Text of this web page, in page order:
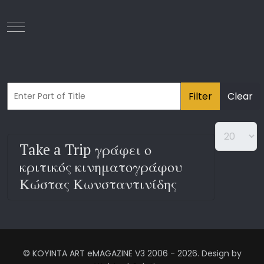
Mobile Menu Toggle
Filter Clear
Take a Trip γράφει ο
κριτικός κινηματογράφου
Κώστας Κωνσταντινίδης
© KOYINTA ART eMAGAZINE V3 2006 - 2026. Design by